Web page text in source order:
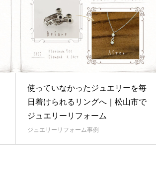
使っていなかったジュエリーを毎
日着けられるリングへ｜松山市で
ジュエリーリフォーム
ジュエリーリフォーム事例